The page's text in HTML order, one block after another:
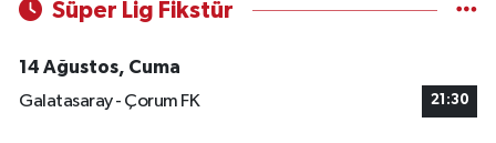
Süper Lig Fikstür
14 Ağustos, Cuma
Galatasaray - Çorum FK
21:30